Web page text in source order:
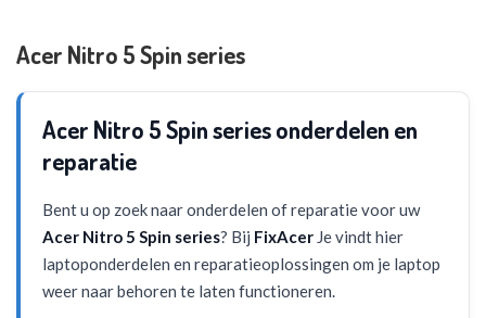
Acer Nitro 5 Spin series
Acer Nitro 5 Spin series onderdelen en
reparatie
Bent u op zoek naar onderdelen of reparatie voor uw
Acer Nitro 5 Spin series? Bij FixAcer Je vindt hier
laptoponderdelen en reparatieoplossingen om je laptop
weer naar behoren te laten functioneren.